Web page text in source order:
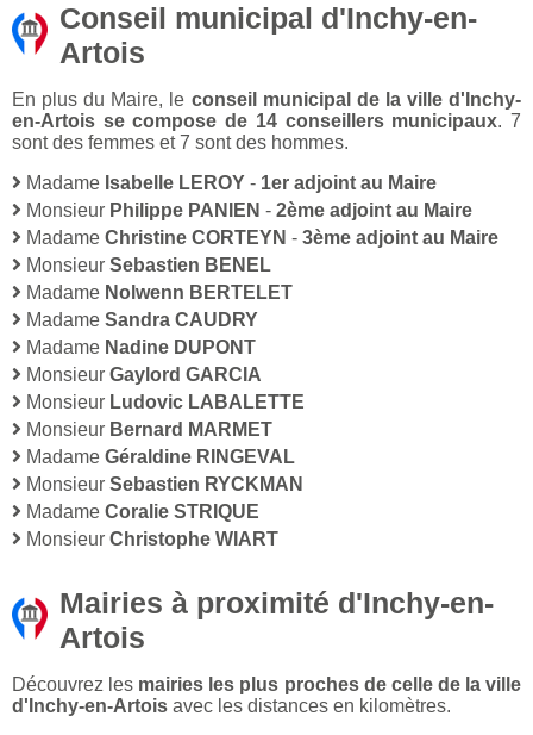
Conseil municipal d'Inchy-en-
Artois
En plus du Maire, le conseil municipal de la ville d'Inchy-
en-Artois se compose de 14 conseillers municipaux. 7
sont des femmes et 7 sont des hommes.
Madame Isabelle LEROY - 1er adjoint au Maire
Monsieur Philippe PANIEN - 2ème adjoint au Maire
Madame Christine CORTEYN - 3ème adjoint au Maire
Monsieur Sebastien BENEL
Madame Nolwenn BERTELET
Madame Sandra CAUDRY
Madame Nadine DUPONT
Monsieur Gaylord GARCIA
Monsieur Ludovic LABALETTE
Monsieur Bernard MARMET
Madame Géraldine RINGEVAL
Monsieur Sebastien RYCKMAN
Madame Coralie STRIQUE
Monsieur Christophe WIART
Mairies à proximité d'Inchy-en-
Artois
Découvrez les mairies les plus proches de celle de la ville
d'Inchy-en-Artois avec les distances en kilomètres.